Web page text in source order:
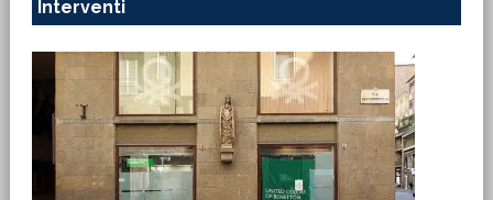
Interventi